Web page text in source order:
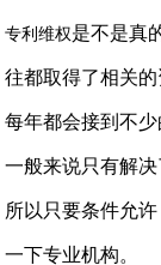
专利维权是不是真
往都取得了相关
每年都会接到不
一般来说只有解
所以只要条件允
一下专业机构。